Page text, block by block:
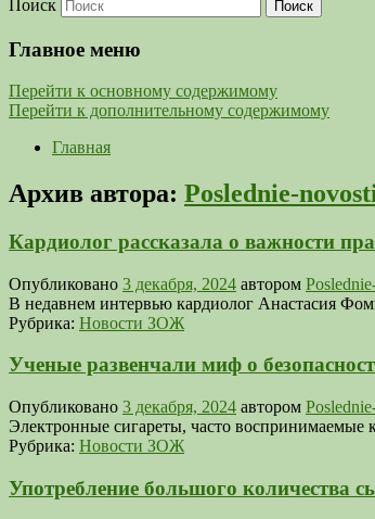
Поиск
Главное меню
Перейти к основному содержимому
Перейти к дополнительному содержимому
Главная
Архив автора: Poslednie-
Кардиолог рассказала о важности
Опубликовано 3 декабря, 2024 автором
В недавнем интервью кардиолог Анастасия
Рубрика: Новости ЗОЖ
Ученые развенчали миф о
Опубликовано 3 декабря, 2024 автором
Электронные сигареты, часто воспринимаемые
Рубрика: Новости ЗОЖ
Употребление большого количества